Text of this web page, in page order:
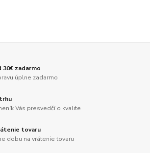
30€ zadarmo
úplne zadarmo
Vás presvedčí o kvalite
tovaru
dobu na vrátenie tovaru